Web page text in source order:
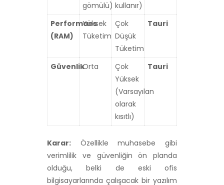
gömülü) kullanır)
Performans
(RAM)
Yüksek
Tüketim
Çok
Düşük
Tüketim
Tauri
GüvenlikOrta
Çok
Yüksek
(Varsayılan
olarak
kısıtlı)
Tauri
Karar: Özellikle muhasebe gibi
verimlilik ve güvenliğin ön planda
olduğu, belki de eski ofis
bilgisayarlarında çalışacak bir yazılım